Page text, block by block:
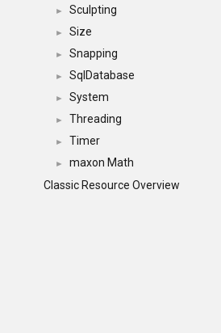
► Sculpting
► Size
► Snapping
► SqlDatabase
► System
► Threading
► Timer
►
maxon Math
Classic Resource Overview